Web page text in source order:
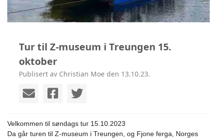
Tur til Z-museum i Treungen 15.
oktober
Publisert av Christian Moe den 13.10.23.
Velkommen til søndags tur 15.10.2023
Da går turen til Z-museum i Treungen, og Fjone ferga, Norges